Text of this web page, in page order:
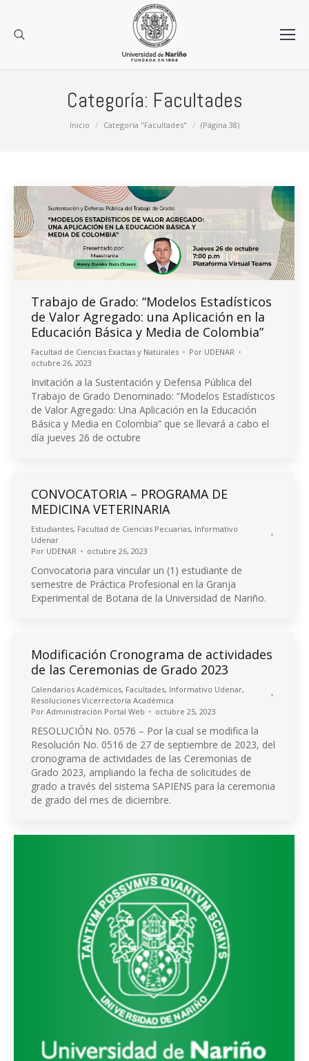
Categoría: Facultades
Inicio Categoría "Facultades" (Página 38)
Trabajo de Grado: “Modelos Estadísticos
de Valor Agregado: una Aplicación en la
Educación Básica y Media de Colombia”
Facultad de Ciencias Exactas y Naturales Por UDENAR
octubre 26, 2023
Invitación a la Sustentación y Defensa Pública del
Trabajo de Grado Denominado: “Modelos Estadísticos
de Valor Agregado: Una Aplicación en la Educación
Básica y Media en Colombia” que se llevará a cabo el
día jueves 26 de octubre
CONVOCATORIA – PROGRAMA DE
MEDICINA VETERINARIA
Estudiantes, Facultad de Ciencias Pecuarias, Informativo
Udenar
Por UDENAR octubre 26, 2023
Convocatoria para vincular un (1) estudiante de
semestre de Práctica Profesional en la Granja
Experimental de Botana de la Universidad de Nariño.
Modificación Cronograma de actividades
de las Ceremonias de Grado 2023
Calendarios Académicos, Facultades, Informativo Udenar,
Resoluciones Vicerrectoría Académica
Por Administración Portal Web octubre 25, 2023
RESOLUCIÓN No. 0576 – Por la cual se modifica la
Resolución No. 0516 de 27 de septiembre de 2023, del
cronograma de actividades de las Ceremonias de
Grado 2023, ampliando la fecha de solicitudes de
grado a través del sistema SAPIENS para la ceremonia
de grado del mes de diciembre.